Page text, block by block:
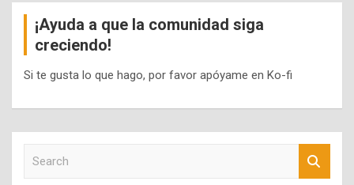
¡Ayuda a que la comunidad siga
creciendo!
Si te gusta lo que hago, por favor apóyame en Ko-fi